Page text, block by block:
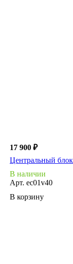
17 900 ₽
Центральный
В наличии
Арт. ec01v40
В корзину